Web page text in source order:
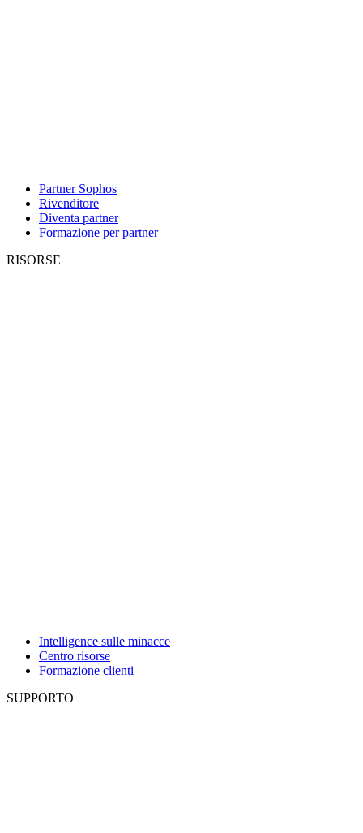
Partner Sophos
Rivenditore
Diventa partner
Formazione per partner
RISORSE
Intelligence sulle minacce
Centro risorse
Formazione clienti
SUPPORTO